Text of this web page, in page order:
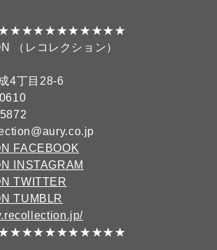
（レコレクション）
4丁目28-6
FACEBOOK
INSTAGRAM
TWITTER
TUMBLR